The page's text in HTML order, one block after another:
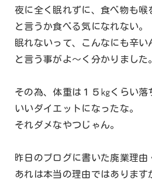
夜に全く眠れずに、食べ物も喉
と言うか食べる気になれない。
眠れないって、こんなにも辛い
と言う事がよ～く分かりました
その為、体重は１５㎏くらい落
いいダイエットになったな。
それダメなやつじゃん。
昨日のブログに書いた廃業理由
あれは本当の理由ではあります